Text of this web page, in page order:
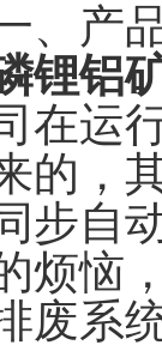
、产
锂铝
在运
的，
步自
烦恼
废系